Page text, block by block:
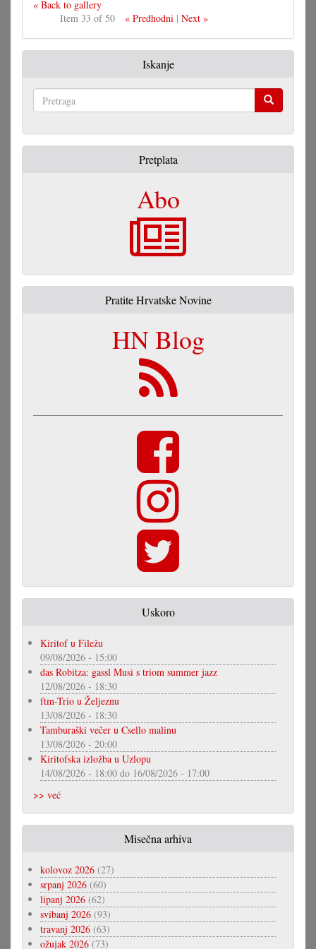
« Back to gallery
Item 33 of 50
« Predhodni| Next »
Iskanje
Pretplata
Abo
Pratite Hrvatske Novine
HN Blog
Uskoro
Kiritof u Filežu
09/08/2026 - 15:00
das Robitza: gassl Musi s triom summer jazz
12/08/2026 - 18:30
ftm-Trio u Željeznu
13/08/2026 - 18:30
Tamburaški večer u Csello malinu
13/08/2026 - 20:00
Kiritofska izložba u Uzlopu
14/08/2026 - 18:00 do 16/08/2026 - 17:00
>> već
Misečna arhiva
kolovoz 2026 (27)
srpanj 2026 (60)
lipanj 2026 (62)
svibanj 2026 (93)
travanj 2026 (63)
ožujak 2026 (73)